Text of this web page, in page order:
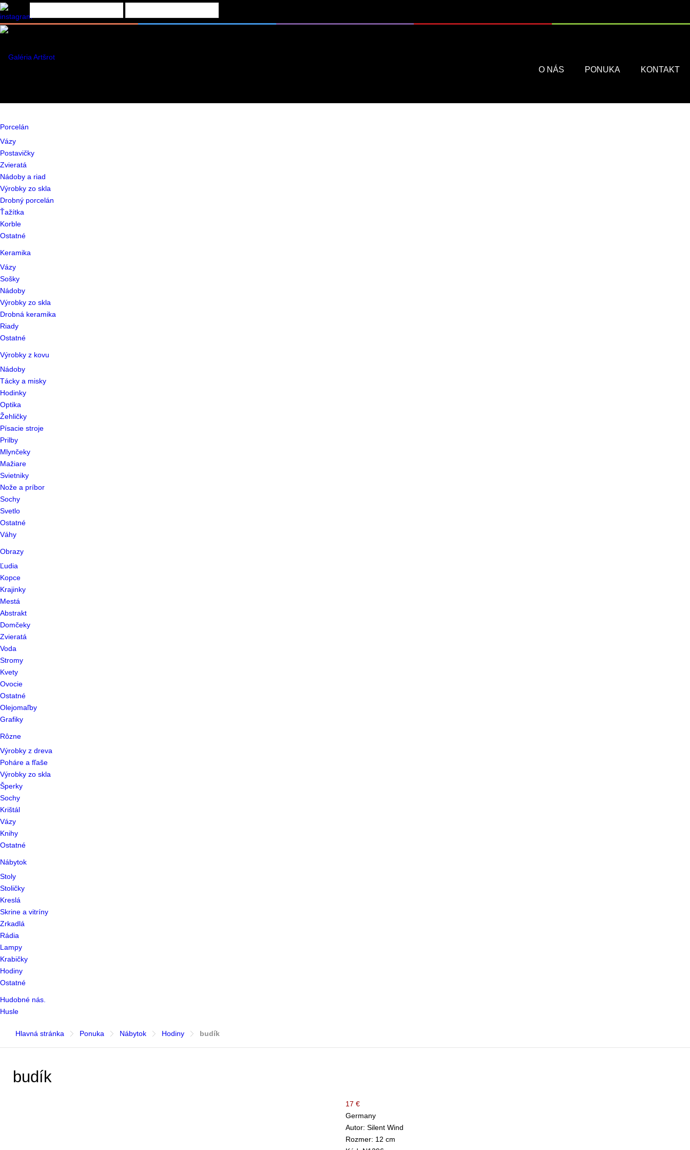
O NÁS PONUKA KONTAKT
Porcelán
Vázy
Postavičky
Zvieratá
Nádoby a riad
Výrobky zo skla
Drobný porcelán
Ťažítka
Korble
Ostatné
Keramika
Vázy
Sošky
Nádoby
Výrobky zo skla
Drobná keramika
Riady
Ostatné
Výrobky z kovu
Nádoby
Tácky a misky
Hodinky
Optika
Žehličky
Písacie stroje
Prilby
Mlynčeky
Mažiare
Svietniky
Nože a príbor
Sochy
Svetlo
Ostatné
Váhy
Obrazy
Ľudia
Kopce
Krajinky
Mestá
Abstrakt
Domčeky
Zvieratá
Voda
Stromy
Kvety
Ovocie
Ostatné
Olejomaľby
Grafiky
Rôzne
Výrobky z dreva
Poháre a fľaše
Výrobky zo skla
Šperky
Sochy
Krištál
Vázy
Knihy
Ostatné
Nábytok
Stoly
Stoličky
Kreslá
Skrine a vitríny
Zrkadlá
Rádia
Lampy
Krabičky
Hodiny
Ostatné
Hudobné nás.
Husle
Hlavná stránka Ponuka Nábytok Hodiny budík
budík
17 €
Germany
Autor: Silent Wind
Rozmer: 12 cm